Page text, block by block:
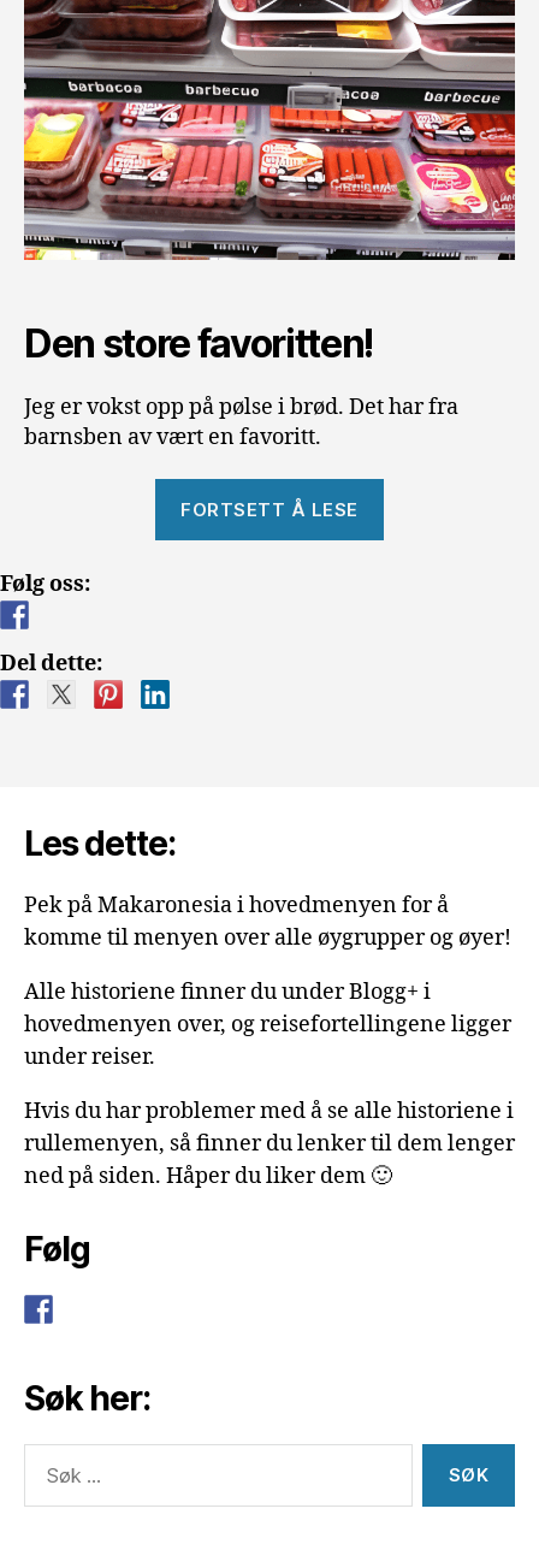
Den store favoritten!
Jeg er vokst opp på pølse i brød. Det har fra
barnsben av vært en favoritt.
FORTSETT Å LESE
Følg oss:
Del dette:
Les dette:
Pek på Makaronesia i hovedmenyen for å
komme til menyen over alle øygrupper og øyer!
Alle historiene finner du under Blogg+ i
hovedmenyen over, og reisefortellingene ligger
under reiser.
Hvis du har problemer med å se alle historiene i
rullemenyen, så finner du lenker til dem lenger
ned på siden. Håper du liker dem 🙂
Følg
Søk her:
etter: